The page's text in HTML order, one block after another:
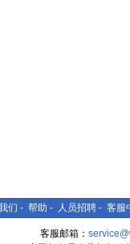
们 - 帮助 - 人员招聘 - 客服
客服邮箱：